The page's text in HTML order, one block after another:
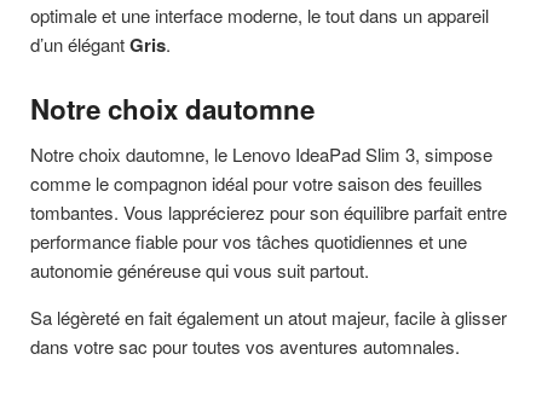
optimale et une interface moderne, le tout dans un appareil
d’un élégantGris.
Notre choix dautomne
Notre choix dautomne, le Lenovo IdeaPad Slim 3, simpose
comme le compagnon idéal pour votre saison des feuilles
tombantes. Vous lapprécierez pour son équilibre parfait entre
performance fiable pour vos tâches quotidiennes et une
autonomie généreuse qui vous suit partout.
Sa légèreté en fait également un atout majeur, facile à glisser
dans votre sac pour toutes vos aventures automnales.